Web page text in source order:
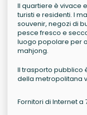
Il quartiere è vivace
turisti e residenti. I
souvenir, negozi di
pesce fresco e
luogo popolare per
mahjong.
Il trasporto pubblico
della metropolitana
Fornitori di Internet a